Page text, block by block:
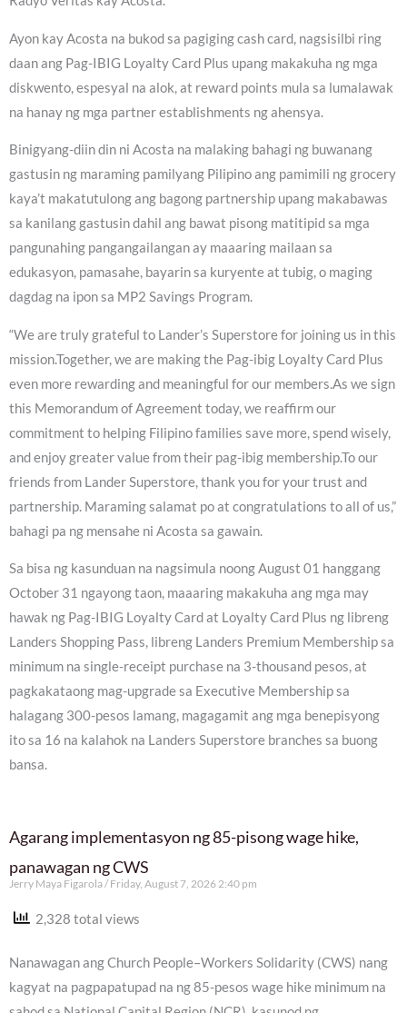
Ayon kay Acosta na bukod sa pagiging cash card, nagsisilbi ring
daan ang Pag-IBIG Loyalty Card Plus upang makakuha ng mga
diskwento, espesyal na alok, at reward points mula sa lumalawak
na hanay ng mga partner establishments ng ahensya.
Binigyang-diin din ni Acosta na malaking bahagi ng buwanang
gastusin ng maraming pamilyang Pilipino ang pamimili ng grocery
kaya’t makatutulong ang bagong partnership upang makabawas
sa kanilang gastusin dahil ang bawat pisong matitipid sa mga
pangunahing pangangailangan ay maaaring mailaan sa
edukasyon, pamasahe, bayarin sa kuryente at tubig, o maging
dagdag na ipon sa MP2 Savings Program.
“We are truly grateful to Lander’s Superstore for joining us in this
mission.Together, we are making the Pag-ibig Loyalty Card Plus
even more rewarding and meaningful for our members.As we sign
this Memorandum of Agreement today, we reaffirm our
commitment to helping Filipino families save more, spend wisely,
and enjoy greater value from their pag-ibig membership.To our
friends from Lander Superstore, thank you for your trust and
partnership. Maraming salamat po at congratulations to all of us,”
bahagi pa ng mensahe ni Acosta sa gawain.
Sa bisa ng kasunduan na nagsimula noong August 01 hanggang
October 31 ngayong taon, maaaring makakuha ang mga may
hawak ng Pag-IBIG Loyalty Card at Loyalty Card Plus ng libreng
Landers Shopping Pass, libreng Landers Premium Membership sa
minimum na single-receipt purchase na 3-thousand pesos, at
pagkakataong mag-upgrade sa Executive Membership sa
halagang 300-pesos lamang, magagamit ang mga benepisyong
ito sa 16 na kalahok na Landers Superstore branches sa buong
bansa.
Agarang implementasyon ng 85-pisong wage hike,
panawagan ng CWS
Jerry Maya Figarola Friday, August 7, 2026 2:40 pm
2,328 total views
Nanawagan ang Church People–Workers Solidarity (CWS) nang
kagyat na pagpapatupad na ng 85-pesos wage hike minimum na